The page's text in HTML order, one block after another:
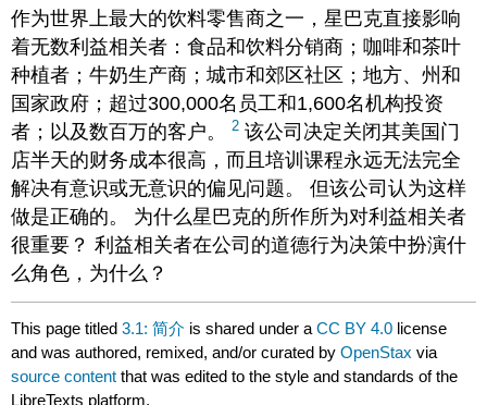
作为世界上最大的饮料零售商之一，星巴克直接影响
着无数利益相关者：食品和饮料分销商；咖啡和茶叶
种植者；牛奶生产商；城市和郊区社区；地方、州和
国家政府；超过300,000名员工和1,600名机构投资
者；以及数百万的客户。2 该公司决定关闭其美国门
店半天的财务成本很高，而且培训课程永远无法完全
解决有意识或无意识的偏见问题。 但该公司认为这样
做是正确的。 为什么星巴克的所作所为对利益相关者
很重要？ 利益相关者在公司的道德行为决策中扮演什
么角色，为什么？
This page titled3.1: 简介 is shared under aCC BY 4.0 license
and was authored, remixed, and/or curated byOpenStax via
source content that was edited to the style and standards of the
LibreTexts platform.